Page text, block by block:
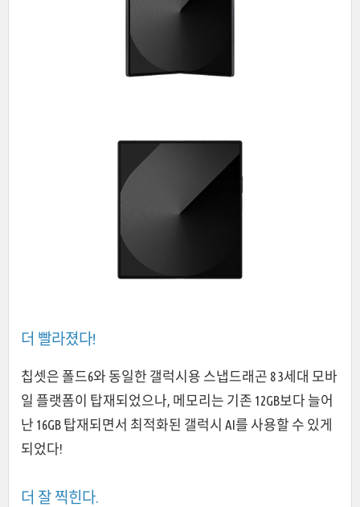
더 빨라졌다!
칩셋은 폴드6와 동일한 갤럭시용 스냅드래곤 8 3세대 모바
일 플랫폼이 탑재되었으나, 메모리는 기존 12GB보다 늘어
난 16GB 탑재되면서 최적화된 갤럭시 AI를 사용할 수 있게
되었다!
더 잘 찍힌다.